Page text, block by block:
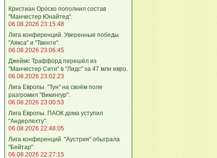
Кристиан Ороско пополнил состав
"Манчестер Юнайтед".
06.08.2026 23:15:48
Лига кoнференций. Уверенные победы
"Аякса" и "Твенте".
06.08.2026 23:06:45
Джеймс Траффорд перешёл из
"Манчестер Сити" в "Лидс" за 47 млн евро.
06.08.2026 23:02:23
Лига Европы. "Тун" на своём поле
разгромил "Викингур".
06.08.2026 23:00:53
Лига Европы. ПАОК дома уступил
"Андерлехту".
06.08.2026 22:48:05
Лига конференций. "Аустрия" обыграла
"Бейтар".
06.08.2026 22:27:15